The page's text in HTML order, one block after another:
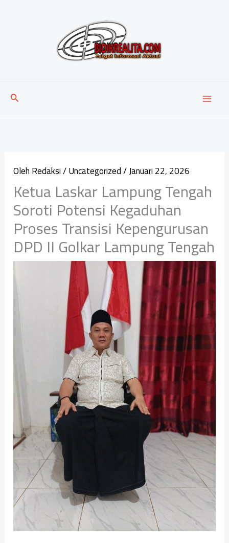
Cari
OlehRedaksi/Uncategorized/Januari 22, 2026
Ketua Laskar Lampung Tengah
Soroti Potensi Kegaduhan
Proses Transisi Kepengurusan
DPD II Golkar Lampung Tengah